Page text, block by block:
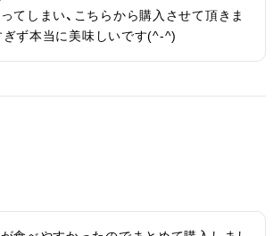
てしまい、こちらから購入させて頂きま
ず本当に美味しいです(^-^)